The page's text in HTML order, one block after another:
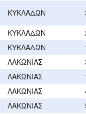
ΚΥΚΛΑΔΩΝ
ΚΥΚΛΑΔΩΝ
ΚΥΚΛΑΔΩΝ
ΛΑΚΩΝΙΑΣ
ΛΑΚΩΝΙΑΣ
ΛΑΚΩΝΙΑΣ
ΛΑΚΩΝΙΑΣ